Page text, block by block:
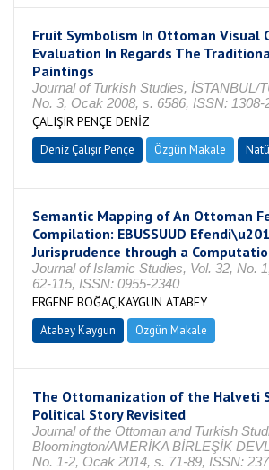
Fruit Symbolism In Ottoman Visual
Evaluation In Regards The
Paintings
Journal of Turkish Studies, İSTANBUL/
No. 3, Ocak 2008, s. 6586, ISSN: 1308-
ÇALIŞIR PENÇE DENİZ
Deniz Çalışır Pençe Özgün Makale
Semantic Mapping of An Ottoman
Compilation: EBUSSUUD
Jurisprudence through a
Journal of Islamic Studies, Vol. 32, No.
62-115, ISSN: 0955-2340
ERGENE BOĞAÇ,KAYGUN ATABEY
Atabey Kaygun Özgün Makale
The Ottomanization of the Halveti
Political Story Revisited
Journal of the Ottoman and Turkish
Bloomington/AMERİKA BİRLEŞİK
No. 1-2, Ocak 2014, s. 71-89, ISSN: